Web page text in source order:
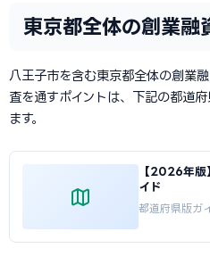
東京都全体の創業融
八王子市を含む東京都全体の創業
査を通すポイントは、下記の都道
ます。
【2026年版
イド
都道府県版ガ